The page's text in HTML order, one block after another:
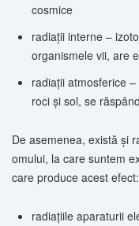
cosmice
radiaţii interne –
organismele vii, are
radiaţii atmosferice
roci şi sol, se
De asemenea, există şi
omului, la care suntem
care produce acest efect:
radiaţiile aparaturii